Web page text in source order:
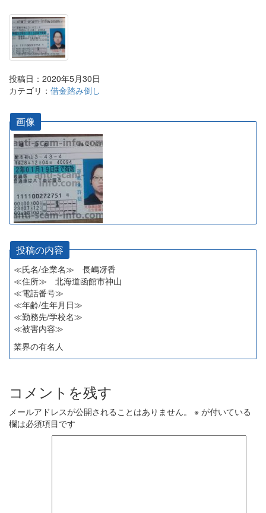
投稿日：2020年5月30日
カテゴリ： 借金踏み倒し
画像
投稿の内容
≪氏名/企業名≫ 長嶋冴香
≪住所≫ 北海道函館市神山
≪電話番号≫
≪年齢/生年月日≫
≪勤務先/学校名≫
≪被害内容≫
業界の有名人
コメントを残す
メールアドレスが公開されることはありません。 ※ が付いている
欄は必須項目です